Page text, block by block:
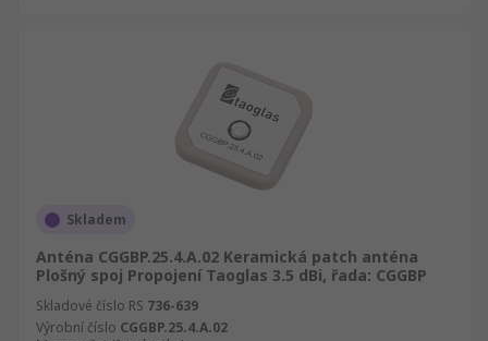
Skladem
Anténa CGGBP.25.4.A.02 Keramická patch anténa
Plošný spoj Propojení Taoglas 3.5 dBi, řada: CGGBP
Skladové číslo RS 736-639
Výrobní číslo CGGBP.25.4.A.02